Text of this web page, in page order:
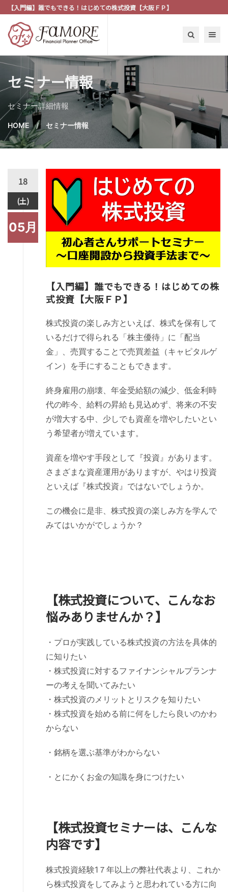
【入門編】誰でもできる！はじめての株式投資【大阪ＦＰ】
Toggle
セミナー情報
セミナー詳細情報
HOME セミナー情報
18
(土)
05月
【入門編】誰でもできる！はじめての株
式投資【大阪ＦＰ】
株式投資の楽しみ方といえば、株式を保有して
いるだけで得られる「株主優待」に「配当
金」、売買することで売買差益（キャピタルゲ
イン）を手にすることもできます。
終身雇用の崩壊、年金受給額の減少、低金利時
代の昨今、給料の昇給も見込めず、将来の不安
が増大する中、少しでも資産を増やしたいとい
う希望者が増えています。
資産を増やす手段として『投資』があります。
さまざまな資産運用がありますが、やはり投資
といえば『株式投資』ではないでしょうか。
この機会に是非、株式投資の楽しみ方を学んで
みてはいかがでしょうか？
【株式投資について、こんなお
悩みありませんか？】
・プロが実践している株式投資の方法を具体的
に知りたい
・株式投資に対するファイナンシャルプランナ
ーの考えを聞いてみたい
・株式投資のメリットとリスクを知りたい
・株式投資を始める前に何をしたら良いのかわ
からない
・銘柄を選ぶ基準がわからない
・とにかくお金の知識を身につけたい
【株式投資セミナーは、こんな
内容です】
株式投資経験1７年以上の弊社代表より、これか
ら株式投資をしてみようと思われている方に向